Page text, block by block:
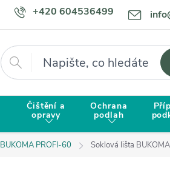
+420 604536499
Doprava a platba Proč zvolit BUKOMU?
Hledat
Čištění a
opravy
Ochrana
podlah
BUKOMA PROFI-60 Soklová lišta